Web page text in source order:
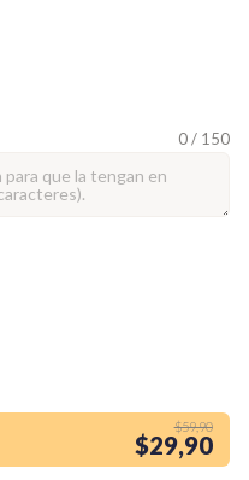
0 / 150
$59,90
$29,90